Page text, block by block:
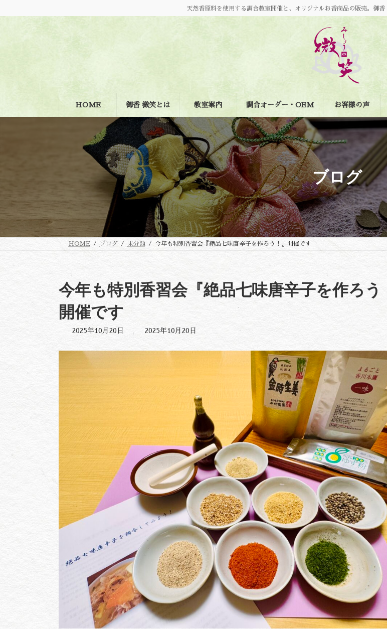
天然香原料を使用する調合教室開催と、オリジナルお香商品の販売。御
HOME 御香 微笑とは 教室案内 調合オーダー・OEM お客様の声
ブログ
HOME ブログ 未分類 今年も特別香習会『絶品七味唐辛子を作ろう！』開催です
今年も特別香習会『絶品七味唐辛子を作ろう
開催です
2025年10月20日
最
新
2025年10月20日